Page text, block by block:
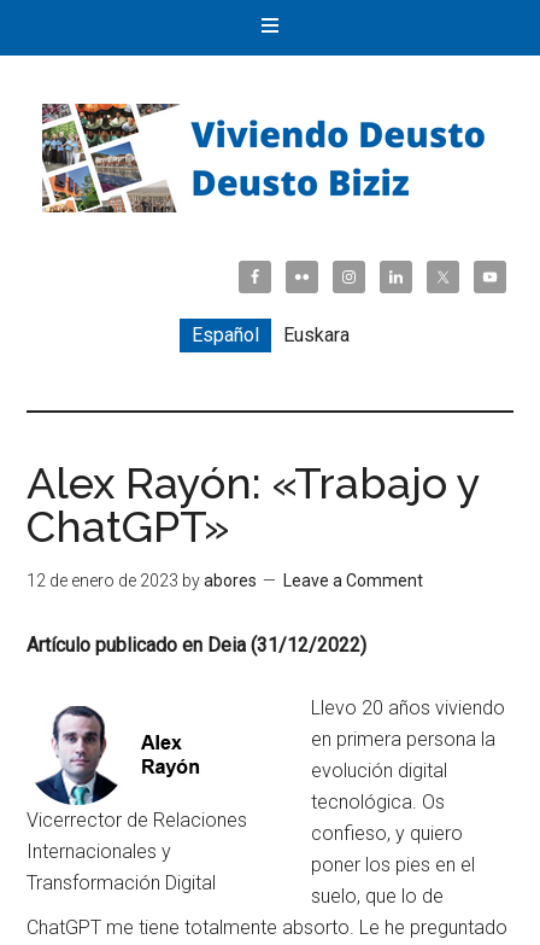
Español Euskara
Alex Rayón: «Trabajo y
ChatGPT»
12 de enero de 2023 byabores Leave a Comment
Artículo publicado en Deia (31/12/2022)
Vicerrector de Relaciones
Internacionales y
Transformación Digital
Llevo 20 años viviendo
en primera persona la
evolución digital
tecnológica. Os
confieso, y quiero
poner los pies en el
suelo, que lo de
ChatGPT me tiene totalmente absorto. Le he preguntado